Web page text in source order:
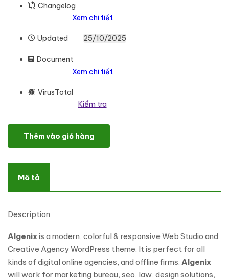
Changelog
Xem chi tiết
Updated 25/10/2025
Document
Xem chi tiết
VirusTotal
Kiểm tra
Algenix - IT Solutions & Digital Agency WordPress Theme số
Thêm vào giỏ hàng
Mô tả
Description
Algenixis a modern, colorful & responsive Web Studio and
Creative Agency WordPress theme. It is perfect for all
kinds of digital online agencies, and offline firms. Algenix
will work for marketing bureau, seo, law, design solutions,